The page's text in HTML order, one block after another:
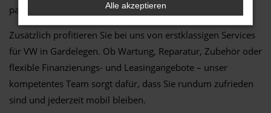
passt.
Zusätzlich profitieren Sie bei uns von erstklassigen Services
für VW in Gardelegen. Ob Wartung, Reparatur, Zubehör oder
flexible Finanzierungs- und Leasingangebote – unser
kompetentes Team sorgt dafür, dass Sie rundum zufrieden
sind und jederzeit mobil bleiben.
Alle akzeptieren